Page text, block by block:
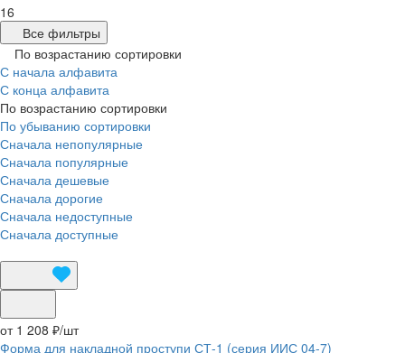
16
Все фильтры
По возрастанию сортировки
С начала алфавита
С конца алфавита
По возрастанию сортировки
По убыванию сортировки
Сначала непопулярные
Сначала популярные
Сначала дешевые
Сначала дорогие
Сначала недоступные
Сначала доступные
от 1 208 ₽/шт
Форма для накладной проступи СТ-1 (серия ИИС 04-7)